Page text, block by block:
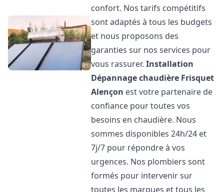
confort. Nos tarifs compétitifs
sont adaptés à tous les budgets
et nous proposons des
garanties sur nos services pour
vous rassurer.Installation
Dépannage chaudière Frisquet
Alençon est votre partenaire de
confiance pour toutes vos
besoins en chaudière. Nous
sommes disponibles 24h/24 et
7j/7 pour répondre à vos
urgences. Nos plombiers sont
formés pour intervenir sur
toutes les marques et tous les